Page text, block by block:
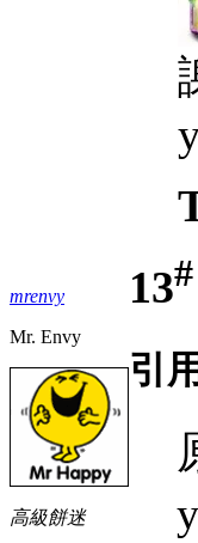
mrenvy
Mr. Envy
高級餅迷
13#
引